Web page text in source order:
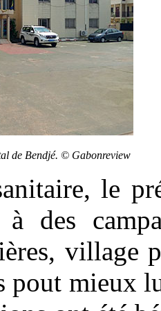
de Bendjé. © Gabonreview
le
des
pout mieux